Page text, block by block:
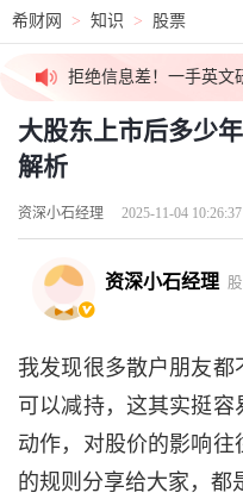
希财网 > 知识 > 股票
高盛/大摩内部PDF，无
拒绝信息差！一手英文
高价稀缺资源群，最后
价值千元外资研报，今
大股东上市后多少
解析
资深小石经理 2025-11-04 10:26:37
资深小石经理
我发现很多散户朋友
可以减持，这其实挺
动作，对股价的影响
的规则分享给大家，都